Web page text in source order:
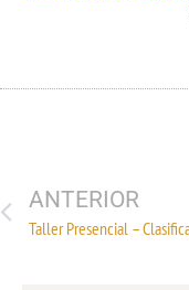
ANTERIOR